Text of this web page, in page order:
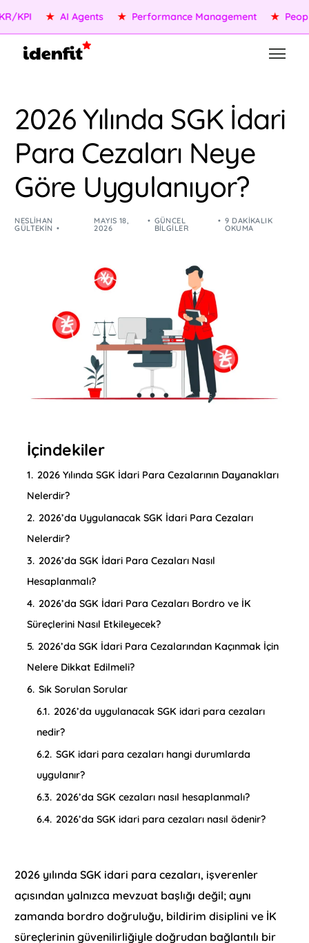
★ AI Agents ★ Performance Management ★ People
2026 Yılında SGK İdari
Para Cezaları Neye
Göre Uygulanıyor?
NESLIHAN
GÜLTEKIN
MAYIS 18,
2026
GÜNCEL
BILGILER
9 DAKIKALIK
OKUMA
İçindekiler
1. 2026 Yılında SGK İdari Para Cezalarının Dayanakları
Nelerdir?
2. 2026’da Uygulanacak SGK İdari Para Cezaları
Nelerdir?
3. 2026’da SGK İdari Para Cezaları Nasıl
Hesaplanmalı?
4. 2026’da SGK İdari Para Cezaları Bordro ve İK
Süreçlerini Nasıl Etkileyecek?
5. 2026’da SGK İdari Para Cezalarından Kaçınmak İçin
Nelere Dikkat Edilmeli?
6. Sık Sorulan Sorular
6.1. 2026’da uygulanacak SGK idari para cezaları
nedir?
6.2. SGK idari para cezaları hangi durumlarda
uygulanır?
6.3. 2026’da SGK cezaları nasıl hesaplanmalı?
6.4. 2026’da SGK idari para cezaları nasıl ödenir?
2026 yılında SGK idari para cezaları, işverenler
açısından yalnızca mevzuat başlığı değil; aynı
zamanda bordro doğruluğu, bildirim disiplini ve İK
süreçlerinin güvenilirliğiyle doğrudan bağlantılı bir